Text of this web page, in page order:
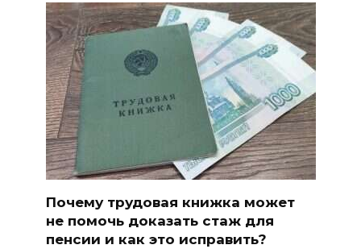
Почему трудовая книжка может
не помочь доказать стаж для
пенсии и как это исправить?